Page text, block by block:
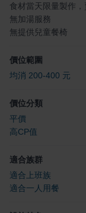
食材當天限量製作，
無加湯服務
無提供兒童餐椅
價位範圍
均消 200-400 元
價位分類
平價
高CP值
適合族群
適合上班族
適合一人用餐